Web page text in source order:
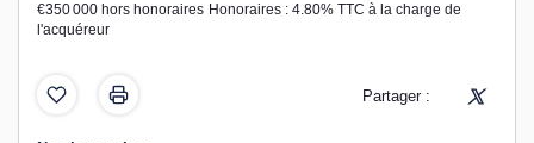
€350 000 hors honoraires Honoraires : 4.80% TTC à la charge de
l'acquéreur
Partager :